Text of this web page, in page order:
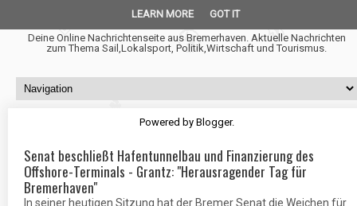
Fischtown News
Deine Online Nachrichtenseite aus Bremerhaven. Aktuelle Nachrichten
zum Thema Sail,Lokalsport, Politik,Wirtschaft und Tourismus.
Powered by Blogger.
Senat beschließt Hafentunnelbau und Finanzierung des
Offshore-Terminals - Grantz: "Herausragender Tag für
Bremerhaven"
In seiner heutigen Sitzung hat der Bremer Senat die Weichen für
LEARN MORE GOT IT